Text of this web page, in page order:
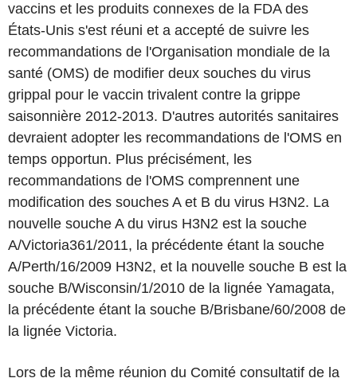
vaccins et les produits connexes de la FDA des
États-Unis s'est réuni et a accepté de suivre les
recommandations de l'Organisation mondiale de la
santé (OMS) de modifier deux souches du virus
grippal pour le vaccin trivalent contre la grippe
saisonnière 2012-2013. D'autres autorités sanitaires
devraient adopter les recommandations de l'OMS en
temps opportun. Plus précisément, les
recommandations de l'OMS comprennent une
modification des souches A et B du virus H3N2. La
nouvelle souche A du virus H3N2 est la souche
A/Victoria361/2011, la précédente étant la souche
A/Perth/16/2009 H3N2, et la nouvelle souche B est la
souche B/Wisconsin/1/2010 de la lignée Yamagata,
la précédente étant la souche B/Brisbane/60/2008 de
la lignée Victoria.
Lors de la même réunion du Comité consultatif de la